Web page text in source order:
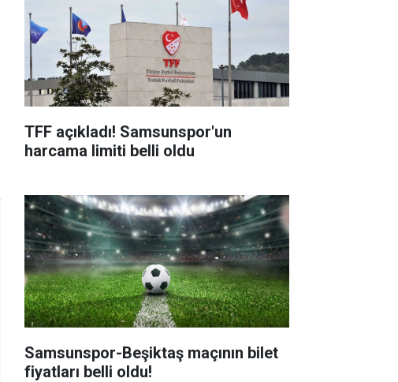
TFF açıkladı! Samsunspor'un
harcama limiti belli oldu
Samsunspor-Beşiktaş maçının bilet
fiyatları belli oldu!